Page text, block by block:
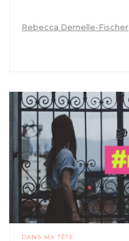
Rebecca Dernelle-Fischer
DANS MA TÊTE